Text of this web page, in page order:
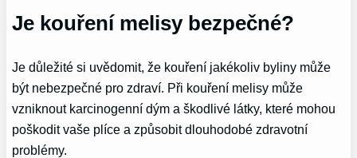
Je kouření melisy bezpečné?
Je důležité si uvědomit, že kouření jakékoliv byliny může
být nebezpečné pro zdraví. Při kouření melisy může
vzniknout karcinogenní dým a škodlivé látky, které mohou
poškodit vaše plíce a způsobit dlouhodobé zdravotní
problémy.